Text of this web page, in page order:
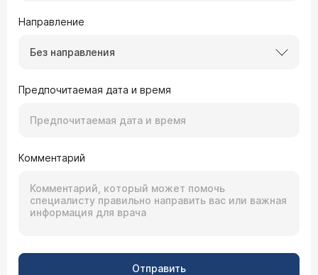
Направление
Без направления
Предпочитаемая дата и время
Комментарий
Отправить